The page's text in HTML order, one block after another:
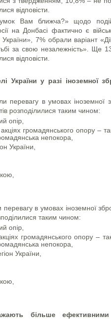
відповісти.
Вам ближча?» щодо
на Донбасі фактично є
7% обрали варіант
за свою незалежність». Ще
відповісти.
у разі іноземної
в умовах іноземної
розподілилися таким чином:
опір,
громадянського опору –
непокора,
України,
в умовах іноземної
таким чином:
опір,
громадянського опору –
непокора,
України,
більше